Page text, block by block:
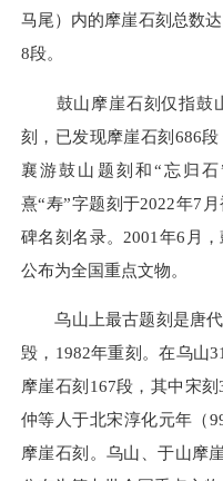
马尾）内的摩崖石刻总数
8段。
鼓山摩崖石刻仅指鼓
刻，已发现摩崖石刻686
襄游鼓山题刻和“忘归
熹“寿”字题刻于2022年7
碑名刻名录。2001年6月
公布为全国重点文物。
乌山上最古题刻是唐代
毁，1982年重刻。在乌山
摩崖石刻167段，其中宋
仲等人于北宋淳化元年（
摩崖石刻。乌山、于山摩